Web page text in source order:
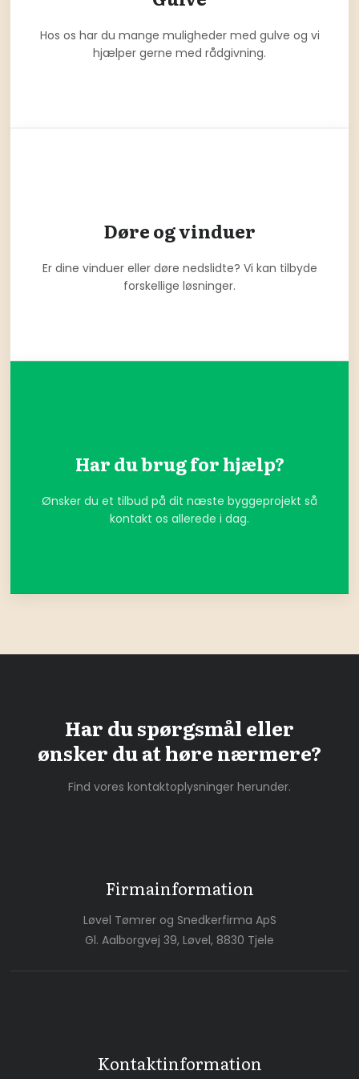
Hos os har du mange muligheder med gulve og vi
hjælper gerne med rådgivning.
Døre og vinduer
Er dine vinduer eller døre nedslidte? Vi kan tilbyde
forskellige løsninger.
Har du brug for hjælp?
Ønsker du et tilbud på dit næste byggeprojekt så
kontakt os allerede i dag.
Har du spørgsmål eller
​ønsker du at høre nærmere?
Find vores kontaktoplysninger herunder.
Firmainformation
Løvel Tømrer og Snedkerfirma ApS
Gl. Aalborgvej 39, Løvel, 8830 Tjele
Kontaktinformation